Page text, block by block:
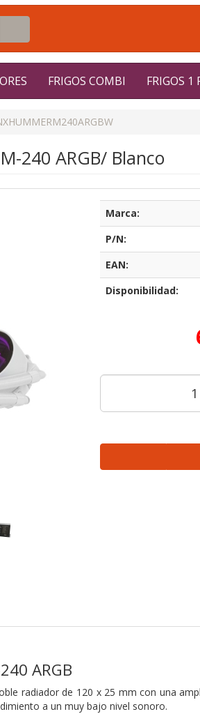
FRIGOS COMBI FRIGOS 1
240 ARGB/ Blanco
Marca:
P/N:
EAN:
Disponibilidad:
ARGB
radiador de 120 x 25 mm con una
a un muy bajo nivel sonoro.